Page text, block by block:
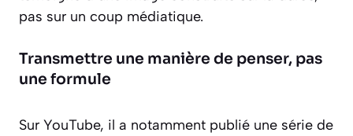
pas sur un coup médiatique.
Transmettre une manière de penser, pas
une formule
Sur YouTube, il a notamment publié une série de